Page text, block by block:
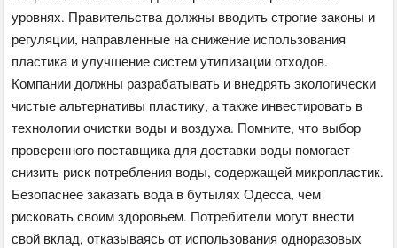
уровнях. Правительства должны вводить строгие законы и
регуляции, направленные на снижение использования
пластика и улучшение систем утилизации отходов.
Компании должны разрабатывать и внедрять экологически
чистые альтернативы пластику, а также инвестировать в
технологии очистки воды и воздуха. Помните, что выбор
проверенного поставщика для доставки воды помогает
снизить риск потребления воды, содержащей микропластик.
Безопаснее заказать вода в бутылях Одесса, чем
рисковать своим здоровьем. Потребители могут внести
свой вклад, отказываясь от использования одноразовых